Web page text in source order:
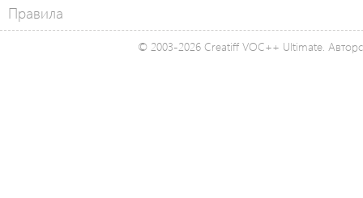
Правила
© 2003-2026 Creatiff VOC++ Ultimate.